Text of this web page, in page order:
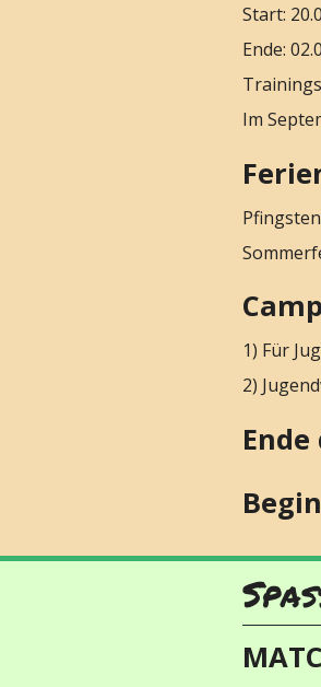
Start:
Ende:
Im
1) Für
2)